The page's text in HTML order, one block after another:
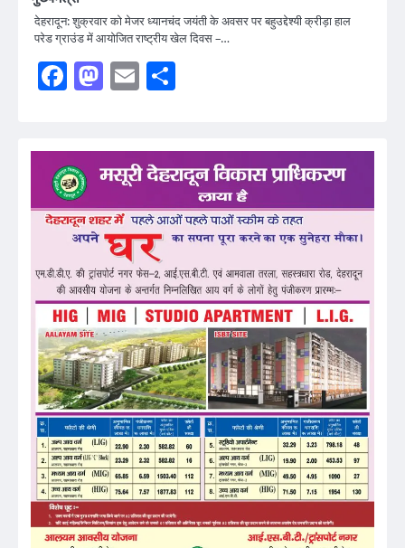
देहरादून: शुक्रवार को मेजर ध्यानचंद जयंती के अवसर पर बहुउद्देश्यी क्रीड़ा हाल
परेड ग्राउंड में आयोजित राष्ट्रीय खेल दिवस –…
Facebook
Mastodon
Email